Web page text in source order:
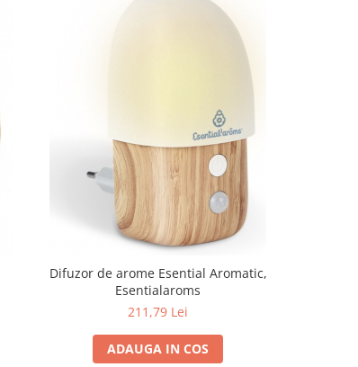
Difuzor de arome Esential Aromatic,
Esentialaroms
211,79 Lei
ADAUGA IN COS